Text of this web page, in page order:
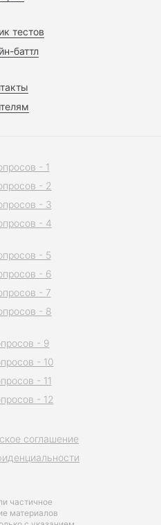
тестов
баттл
частичное
материалов
соглашение
- 1
- 2
- 3
- 4
- 5
- 6
- 7
- 8
- 9
- 10
- 11
- 12